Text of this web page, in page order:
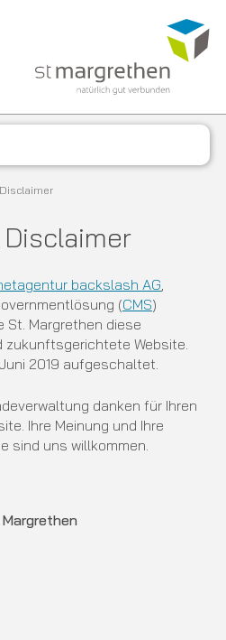
Margrethen
backslash AG
(CMS)
St. Margrethen diese
Website.
2019 aufgeschaltet.
danken für Ihren
Ihre Meinung und Ihre
sind uns willkommen.